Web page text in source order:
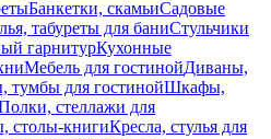
Банкетки, скамьиСадовые
табуреты для баниСтульчики
гарнитурКухонные
Мебель для гостинойДиваны,
тумбы для гостинойШкафы,
стеллажи для
столы-книгиКресла, стулья для